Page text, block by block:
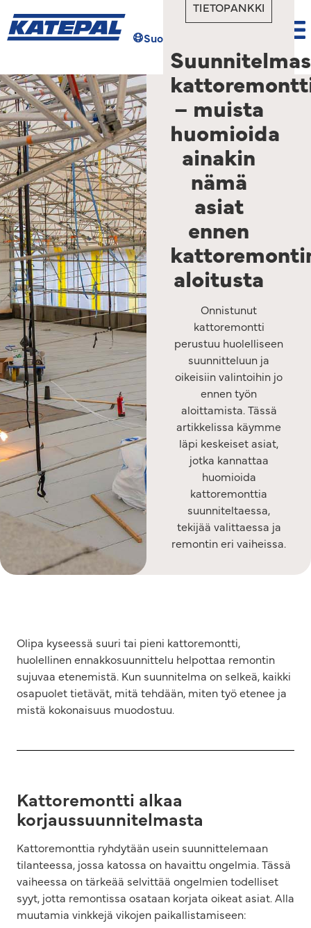
Suomi
TIETOPANKKI
– muista
huomioida
ainakin
nämä
asiat
ennen
aloitusta
Onnistunut
kattoremontti
perustuu huolelliseen
suunnitteluun ja
oikeisiin valintoihin jo
ennen työn
aloittamista. Tässä
artikkelissa käymme
läpi keskeiset asiat,
jotka kannattaa
huomioida
kattoremonttia
suunniteltaessa,
tekijää valittaessa ja
remontin eri vaiheissa.
Olipa kyseessä suuri tai pieni kattoremontti,
huolellinen ennakkosuunnittelu helpottaa remontin
sujuvaa etenemistä. Kun suunnitelma on selkeä, kaikki
osapuolet tietävät, mitä tehdään, miten työ etenee ja
mistä kokonaisuus muodostuu.
Kattoremontti alkaa
korjaussuunnitelmasta
Kattoremonttia ryhdytään usein suunnittelemaan
tilanteessa, jossa katossa on havaittu ongelmia. Tässä
vaiheessa on tärkeää selvittää ongelmien todelliset
syyt, jotta remontissa osataan korjata oikeat asiat. Alla
muutamia vinkkejä vikojen paikallistamiseen: